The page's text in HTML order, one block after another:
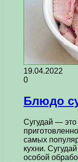
19.04.2022
0
Блюдо
Сугудай —
самых
кухни.
особой